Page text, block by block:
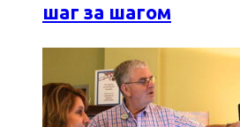
шаг за шагом